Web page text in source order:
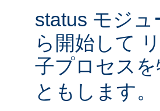
status モジ
ら開始して
子プロセス
ともします。